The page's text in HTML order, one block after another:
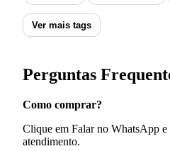
Ver mais tags
Perguntas
Como comprar?
Clique em Falar no WhatsApp
atendimento.